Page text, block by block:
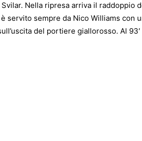
Nella ripresa arriva il raddoppio
servito sempre da Nico Williams con
del portiere giallorosso. Al